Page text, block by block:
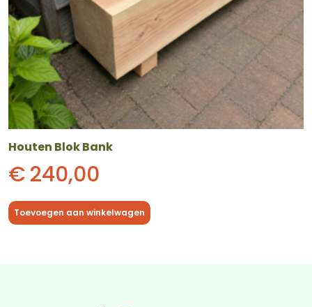
Houten Blok Bank
€240,00
Toevoegen aan winkelwagen